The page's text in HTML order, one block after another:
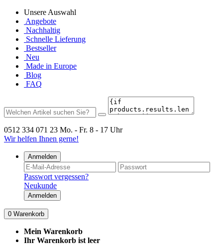
Unsere Auswahl
Angebote
Nachhaltig
Schnelle Lieferung
Bestseller
Neu
Made in Europe
Blog
FAQ
0512 334 071 23 Mo. - Fr. 8 - 17 Uhr
Wir helfen Ihnen gerne!
Anmelden
Passwort vergessen?
Neukunde
Anmelden
0 Warenkorb
Mein Warenkorb
Ihr Warenkorb ist leer